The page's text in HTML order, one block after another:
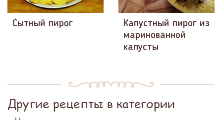
Сытный пирог
Капустный пирог из
маринованной
капусты
Другие рецепты в категории